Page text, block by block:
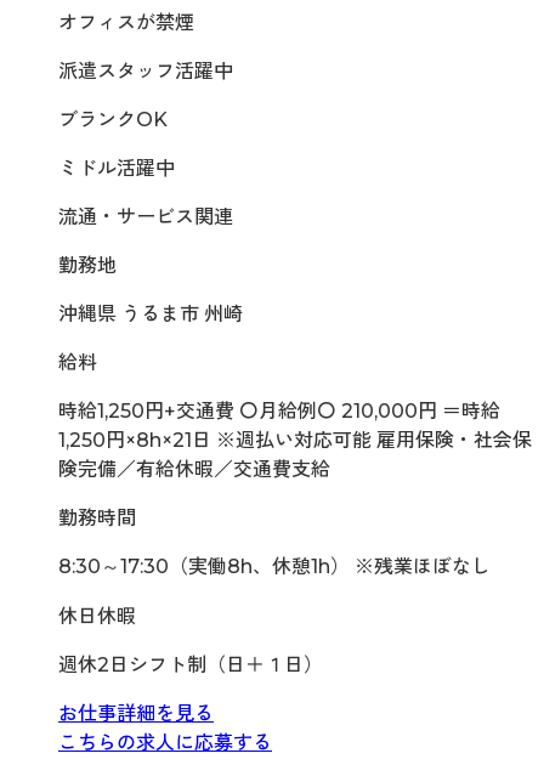
オフィスが禁煙
派遣スタッフ活躍中
ブランクOK
ミドル活躍中
流通・サービス関連
勤務地
沖縄県 うるま市 州崎
給料
時給1,250円+交通費 〇月給例〇 210,000円 ＝時給
1,250円×8h×21日 ※週払い対応可能 雇用保険・社会保
険完備／有給休暇／交通費支給
勤務時間
8:30～17:30（実働8h、休憩1h） ※残業ほぼなし
休日休暇
週休2日シフト制（日＋１日）
お仕事詳細を見る
こちらの求人に応募する